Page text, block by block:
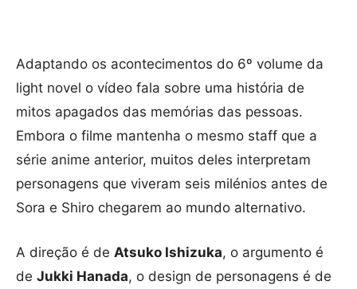
Adaptando os acontecimentos do 6º volume da
light novel o vídeo fala sobre uma história de
mitos apagados das memórias das pessoas.
Embora o filme mantenha o mesmo staff que a
série anime anterior, muitos deles interpretam
personagens que viveram seis milénios antes de
Sora e Shiro chegarem ao mundo alternativo.
A direção é de Atsuko Ishizuka, o argumento é
de Jukki Hanada, o design de personagens é de